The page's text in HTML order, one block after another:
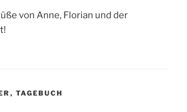
von Anne, Florian und der
, TAGEBUCH